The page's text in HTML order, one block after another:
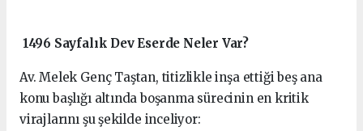
1496 Sayfalık Dev Eserde Neler Var?
Av. Melek Genç Taştan, titizlikle inşa ettiği beş ana
konu başlığı altında boşanma sürecinin en kritik
virajlarını şu şekilde inceliyor: